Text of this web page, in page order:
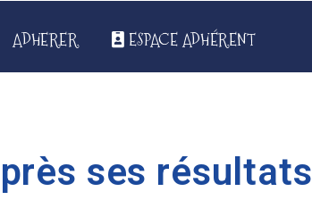
ADHERER ESPACE ADHÉRENT
ses résultats